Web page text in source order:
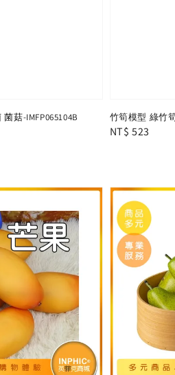
菇-IMFP065104B 竹筍模型 綠竹
Regular
NT$ 523